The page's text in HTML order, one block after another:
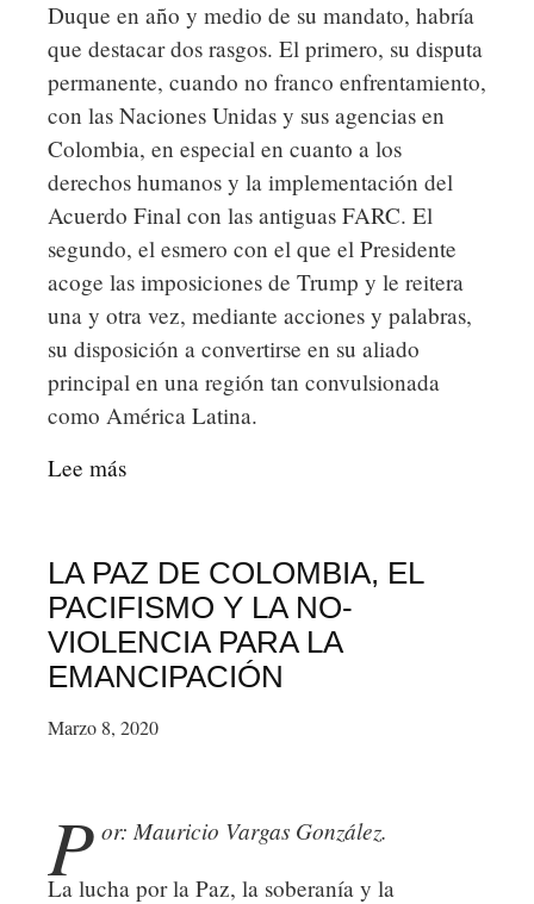
y
pruebas"
en
su
informe
final
de
auditoría
para
justificar
las
acusaciones
de
Bolivia
Duque en año y medio de su mandato, habría
que destacar dos rasgos. El primero, su disputa
permanente, cuando no franco enfrentamiento,
con las Naciones Unidas y sus agencias en
Colombia, en especial en cuanto a los
derechos humanos y la implementación del
Acuerdo Final con las antiguas FARC. El
segundo, el esmero con el que el Presidente
acoge las imposiciones de Trump y le reitera
una y otra vez, mediante acciones y palabras,
su disposición a convertirse en su aliado
principal en una región tan convulsionada
como América Latina.
Lee más
a
la
ONU:
entre
transgresión
ridículo
LA PAZ DE COLOMBIA, EL
PACIFISMO Y LA NO-
VIOLENCIA PARA LA
EMANCIPACIÓN
Marzo 8, 2020
P or: Mauricio Vargas González.
La lucha por la Paz, la soberanía y la